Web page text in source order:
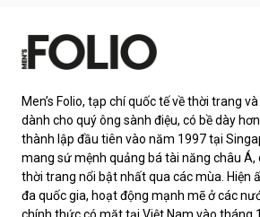
Men’s Folio, tạp chí quốc tế về thời trang
dành cho quý ông sành điệu, có bề dày
thành lập đầu tiên vào năm 1997 tại
mang sứ mệnh quảng bá tài năng châu Á,
thời trang nổi bật nhất qua các mùa. Hiện
đa quốc gia, hoạt động mạnh mẽ ở các
chính thức có mặt tại Việt Nam vào tháng